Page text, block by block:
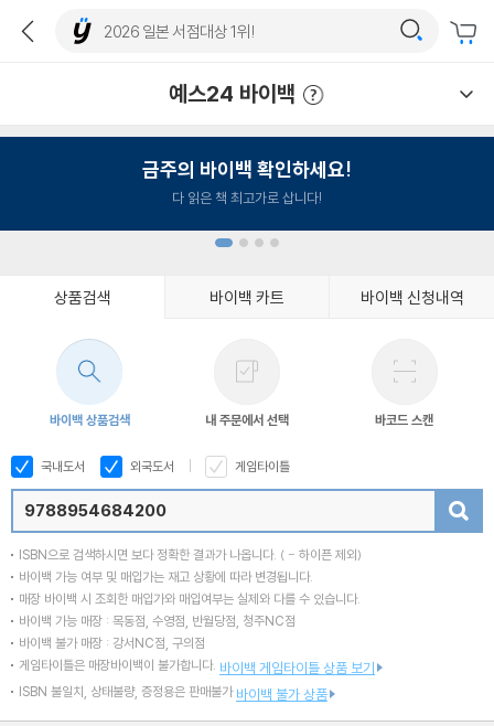
예스24 바이백
금주의 바이백 확인하세요!
다 읽은 책 최고가로 삽니다!
상품검색 바이백 카트 바이백 신청내역
바이백 상품검색 내 주문에서 선택 바코드 스캔
국내도서 외국도서 게임타이틀
ISBN으로 검색하시면 보다 정확한 결과가 나옵니다. ( - 하이픈 제외)
바이백 가능 여부 및 매입가는 재고 상황에 따라 변경됩니다.
매장 바이백 시 조회한 매입가와 매입여부는 실제와 다를 수 있습니다.
바이백 가능 매장 : 목동점, 수영점, 반월당점, 청주NC점
바이백 불가 매장 : 강서NC점, 구의점
게임타이틀은 매장바이백이 불가합니다. 바이백 게임타이틀 상품 보기
ISBN 불일치, 상태불량, 증정용은 판매불가 바이백 불가 상품